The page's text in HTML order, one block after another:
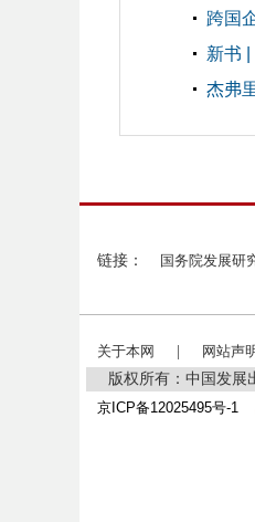
跨国
新书 |
杰弗
链接： 国务院发展研
关于本网 网站声
版权所有：中国发展
京ICP备12025495号-1